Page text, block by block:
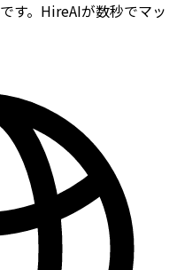
す。HireAIが数秒でマッ